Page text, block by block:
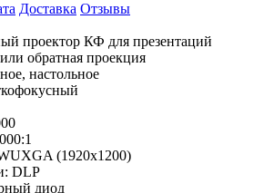
Доставка Отзывы
проектор КФ для презентаций
обратная проекция
настольное
(1920x1200)
DLP
диод